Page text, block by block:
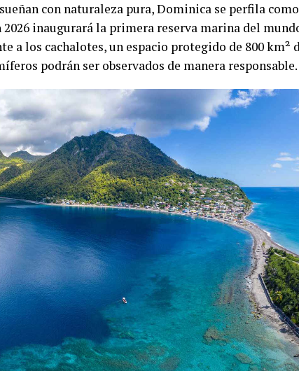
con naturaleza pura, Dominica se perfila
2026 inaugurará la primera reserva marina del
a los cachalotes, un espacio protegido de 800 km²
podrán ser observados de manera responsable.